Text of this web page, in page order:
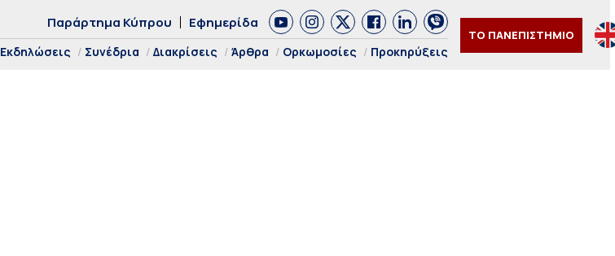
Παράρτημα Κύπρου Εφημερίδα
Εκδηλώσεις Συνέδρια Διακρίσεις Άρθρα Ορκωμοσίες Προκηρύξεις
ΤΟ ΠΑΝΕΠΙΣΤΗΜΙΟ